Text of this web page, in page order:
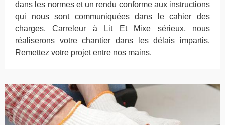
dans les normes et un rendu conforme aux instructions
qui nous sont communiquées dans le cahier des
charges. Carreleur à Lit Et Mixe sérieux, nous
réaliserons votre chantier dans les délais impartis.
Remettez votre projet entre nos mains.